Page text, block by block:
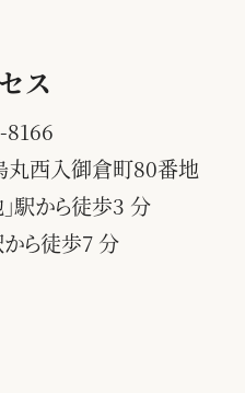
ス
8166
西入御倉町80番地
駅から徒歩3 分
から徒歩7 分